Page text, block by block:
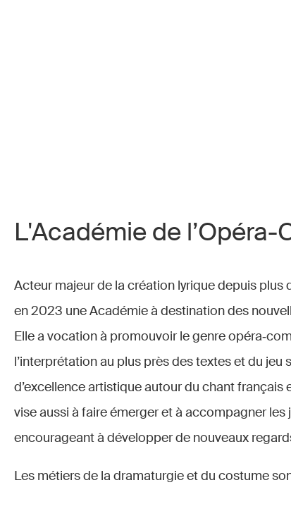
L'Académie de l’Opéra-
Acteur majeur de la création lyrique depuis plus
en 2023 une Académie à destination des
Elle a vocation à promouvoir le genre
l’interprétation au plus près des textes et du jeu
d’excellence artistique autour du chant français
vise aussi à faire émerger et à accompagner
encourageant à développer de nouveaux
Les métiers de la dramaturgie et du costume